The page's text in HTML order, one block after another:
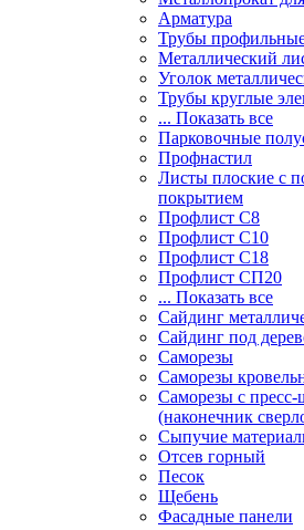
Арматура
Трубы
Металлический
Уголок
Трубы круглые
... Показать все
Парковочные
Профнастил
Листы плоские с
покрытием
Профлист С8
Профлист С10
Профлист С18
Профлист СП20
... Показать все
Сайдинг
Cайдинг под
Саморезы
Саморезы
Саморезы с
(наконечник
Сыпучие
Отсев горный
Песок
Щебень
Фасадные панели